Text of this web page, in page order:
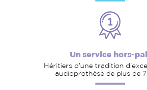
Un service hors-
Héritiers d’une tradition
audioprothèse de plus de